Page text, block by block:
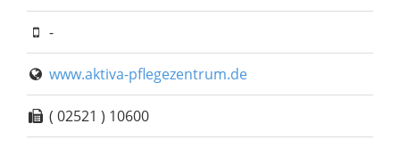
-
www.aktiva-pflegezentrum.de
( 02521 ) 10600